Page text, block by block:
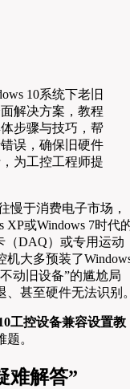
10系统下老旧
解决方案，教程
步骤与技巧，帮
误，确保旧硬件
为工控工程师提
慢于消费电子市场，
XP或Windows 7时代
（DAQ）或专用运动
大多预装了
动旧设备”的尴尬局
、甚至硬件无法识别
工控设备兼容设置教
。
难解答”